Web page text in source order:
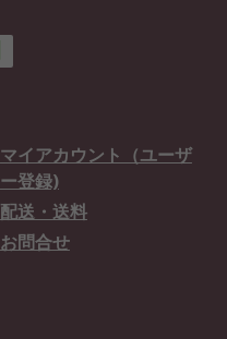
マイアカウント（ユーザ
ー登録)
配送・送料
お問合せ